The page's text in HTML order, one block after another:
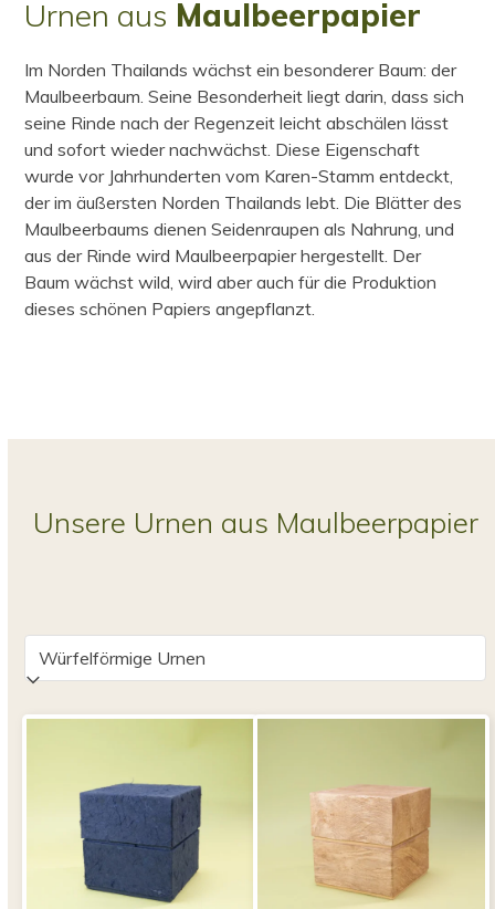
Urnen aus Maulbeerpapier
Im Norden Thailands wächst ein besonderer Baum: der
Maulbeerbaum. Seine Besonderheit liegt darin, dass sich
seine Rinde nach der Regenzeit leicht abschälen lässt
und sofort wieder nachwächst. Diese Eigenschaft
wurde vor Jahrhunderten vom Karen-Stamm entdeckt,
der im äußersten Norden Thailands lebt. Die Blätter des
Maulbeerbaums dienen Seidenraupen als Nahrung, und
aus der Rinde wird Maulbeerpapier hergestellt. Der
Baum wächst wild, wird aber auch für die Produktion
dieses schönen Papiers angepflanzt.
Unsere Urnen aus Maulbeerpapier